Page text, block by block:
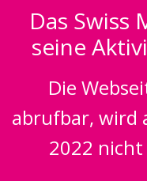
Das Swiss
seine
Die
abrufbar, wird
2022